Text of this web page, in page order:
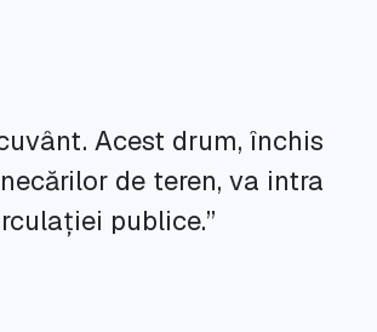
Acest drum, închis
de teren, va intra
publice.”